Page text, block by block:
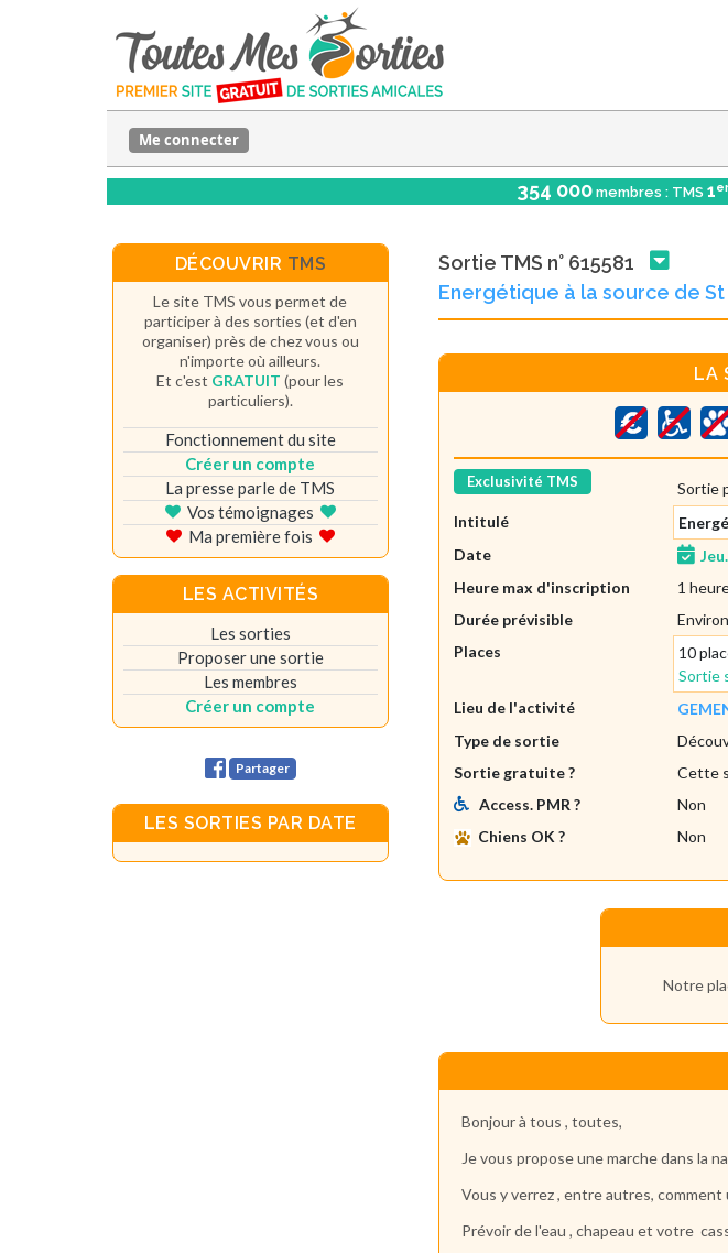
Me connecter
354 000 membres : TMS 1er
Sortie TMS n° 615581
Energétique à la source de St
LA
Exclusivité TMS Sortie
Intitulé
Date
Heure max d'inscription
1
Durée prévisible
Places
10
Sortie
Lieu de l'activité
Type de sortie
Sortie gratuite ?
Cette
Access. PMR ?
Non
Chiens OK ?
Non
Notre
Bonjour à tous , toutes,
Je vous propose une marche dans
Vous y verrez , entre autres,
Prévoir de l'eau , chapeau et votre
DÉCOUVRIR TMS
Le site TMS vous permet de
participer à des sorties (et d'en
organiser) près de chez vous ou
n'importe où ailleurs.
Et c'est GRATUIT (pour les
particuliers).
Fonctionnement du site
Créer un compte
La presse parle de TMS
Vos témoignages
Ma première fois
LES ACTIVITÉS
Les sorties
Proposer une sortie
Les membres
Créer un compte
Partager
LES SORTIES PAR DATE